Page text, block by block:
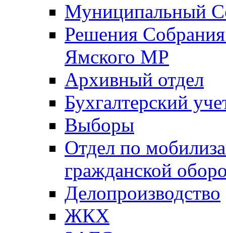
Муниципальный
Решения
Ямского МР
Архивный отдел
Бухгалтерский
Выборы
Отдел по
гражданской
Делопроизводство
ЖКХ